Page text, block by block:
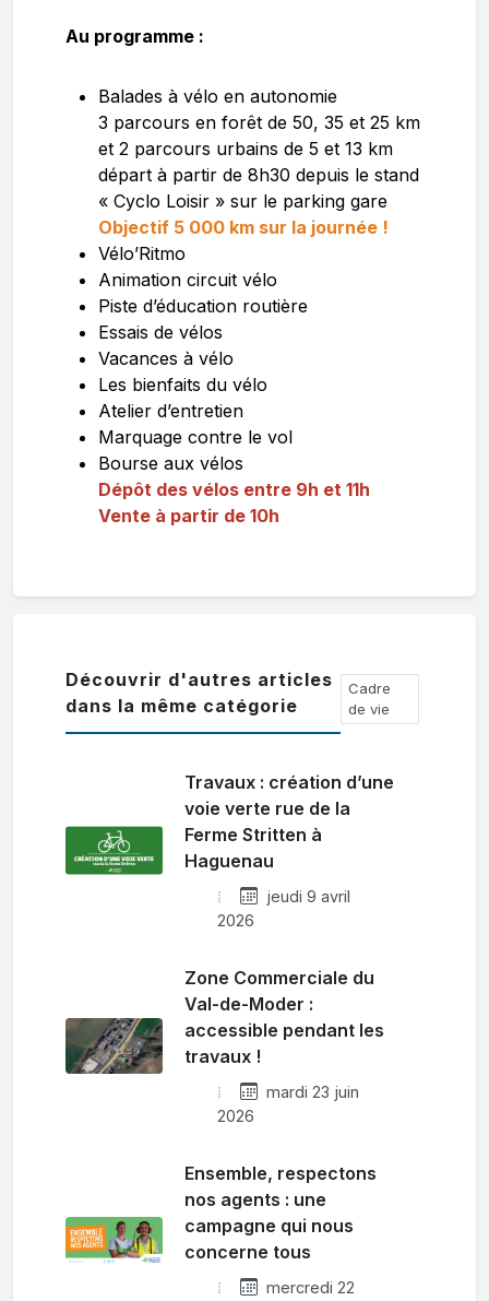
Au programme :
Balades à vélo en autonomie
3 parcours en forêt de 50, 35 et 25 km
et 2 parcours urbains de 5 et 13 km
départ à partir de 8h30 depuis le stand
« Cyclo Loisir » sur le parking gare
Objectif 5 000 km sur la journée !
Vélo’Ritmo
Animation circuit vélo
Piste d’éducation routière
Essais de vélos
Vacances à vélo
Les bienfaits du vélo
Atelier d’entretien
Marquage contre le vol
Bourse aux vélos
Dépôt des vélos entre 9h et 11h
Vente à partir de 10h
Découvrir d'autres articles
dans la même catégorie
Cadre
de vie
Travaux : création d’une
voie verte rue de la
Ferme Stritten à
Haguenau
jeudi 9 avril
2026
Zone Commerciale du
Val-de-Moder :
accessible pendant les
travaux !
mardi 23 juin
2026
Ensemble, respectons
nos agents : une
campagne qui nous
concerne tous
mercredi 22